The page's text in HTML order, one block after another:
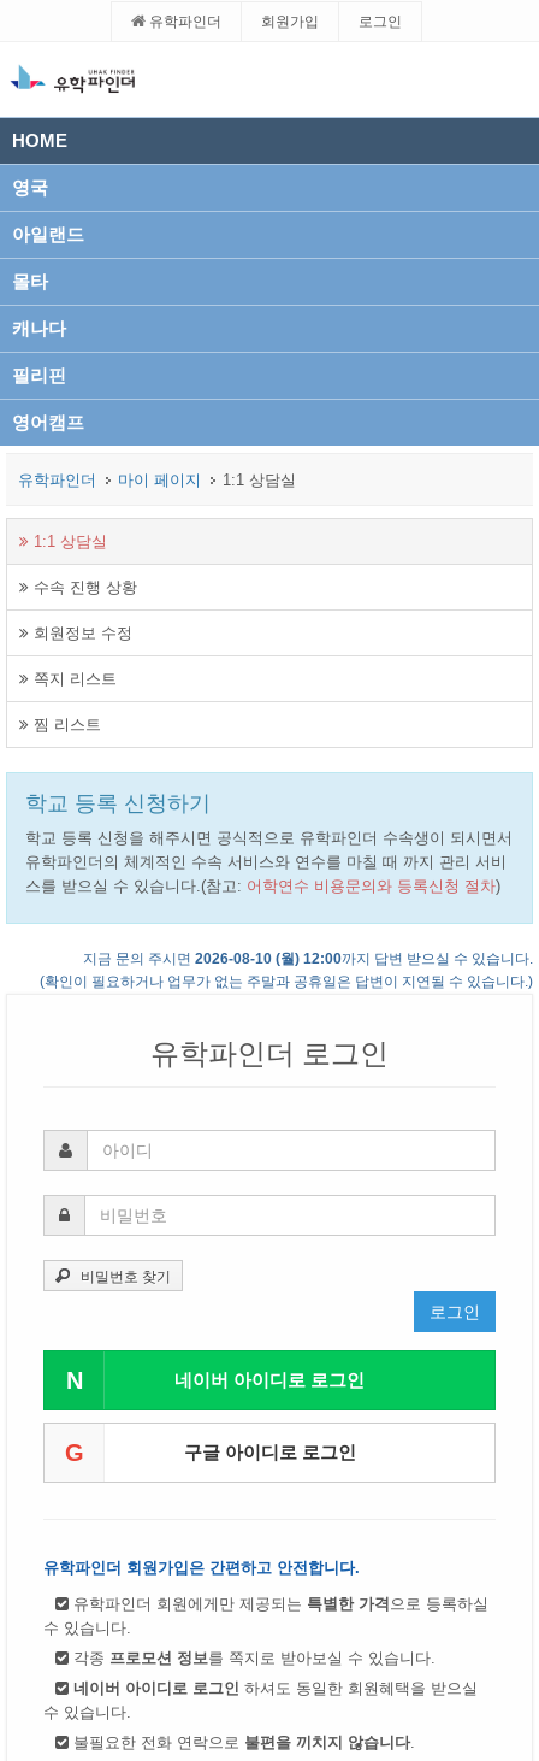
유학파인더 회원가입 로그인
HOME
영국
아일랜드
몰타
캐나다
필리핀
영어캠프
유학파인더 마이 페이지 1:1 상담실
1:1 상담실
수속 진행 상황
회원정보 수정
쪽지 리스트
찜 리스트
학교 등록 신청하기
학교 등록 신청을 해주시면 공식적으로 유학파인더 수속생이 되시면서
유학파인더의 체계적인 수속 서비스와 연수를 마칠 때 까지 관리 서비
스를 받으실 수 있습니다.(참고: 어학연수 비용문의와 등록신청 절차)
지금 문의 주시면 2026-08-10 (월) 12:00까지 답변 받으실 수 있습니다.
(확인이 필요하거나 업무가 없는 주말과 공휴일은 답변이 지연될 수 있습니다.)
유학파인더 로그인
비밀번호 찾기
로그인
N 네이버 아이디로 로그인
G 구글 아이디로 로그인
유학파인더 회원가입은 간편하고 안전합니다.
유학파인더 회원에게만 제공되는 특별한 가격 으로 등록하실
수 있습니다.
각종 프로모션 정보 를 쪽지로 받아보실 수 있습니다.
네이버 아이디로 로그인 하셔도 동일한 회원혜택을 받으실
수 있습니다.
불필요한 전화 연락으로 불편을 끼치지 않습니다.